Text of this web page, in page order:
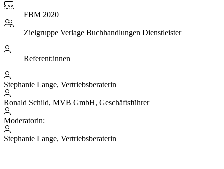
FBM 2020
Zielgruppe Verlage Buchhandlungen Dienstleister
Referent:innen
Stephanie Lange, Vertriebsberaterin
Ronald Schild, MVB GmbH, Geschäftsführer
Moderatorin:
Stephanie Lange, Vertriebsberaterin